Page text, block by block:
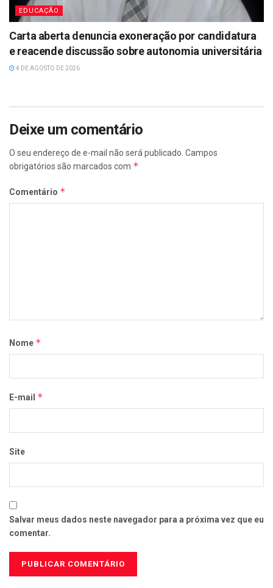
EDUCAÇÃO
Carta aberta denuncia exoneração por candidatura
e reacende discussão sobre autonomia universitária
4 DE AGOSTO DE 2026
Deixe um comentário
O seu endereço de e-mail não será publicado. Campos
obrigatórios são marcados com *
Comentário *
Nome *
E-mail *
Site
Salvar meus dados neste navegador para a próxima vez que eu
comentar.